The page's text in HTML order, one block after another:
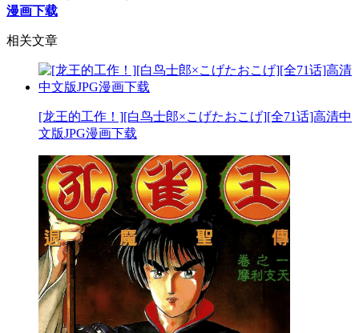
漫画下载
相关文章
[龙王的工作！][白鸟士郎×こげたおこげ][全71话]高清中
文版JPG漫画下载